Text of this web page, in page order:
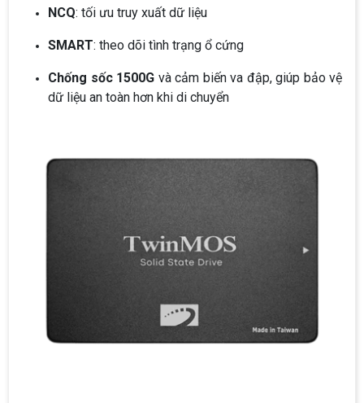
NCQ: tối ưu truy xuất dữ liệu
SMART: theo dõi tình trạng ổ cứng
Chống sốc 1500G và cảm biến va đập, giúp bảo vệ
dữ liệu an toàn hơn khi di chuyển